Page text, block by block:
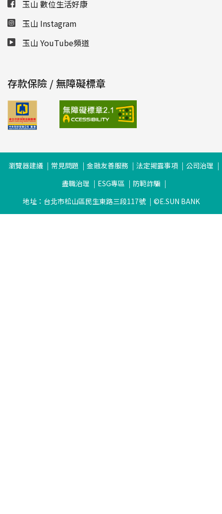
玉山 數位生活好康
玉山 Instagram
玉山 YouTube頻道
存款保險 / 無障礙標章
瀏覽器建議 常見問題 金融友善服務 法定揭露事項
公司治理
盡職治理
ESG專區
防範詐騙
地址：台北市松山區民生東路三段117號
©E.SUN BANK